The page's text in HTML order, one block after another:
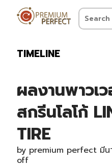
TIMELINE
ผลงานพาวเ
สกรีนโลโก้
TIRE
by premium perfect มี
off